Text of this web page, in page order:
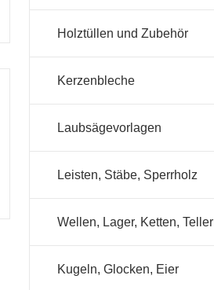
Holztüllen und Zubehör
Kerzenbleche
Laubsägevorlagen
Leisten, Stäbe, Sperrholz
Wellen, Lager, Ketten, Teller
Kugeln, Glocken, Eier